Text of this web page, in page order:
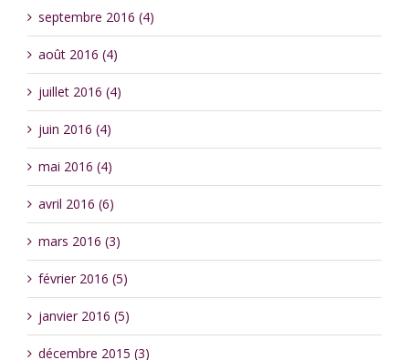
septembre 2016 (4)
août 2016 (4)
juillet 2016 (4)
juin 2016 (4)
mai 2016 (4)
avril 2016 (6)
mars 2016 (3)
février 2016 (5)
janvier 2016 (5)
décembre 2015 (3)